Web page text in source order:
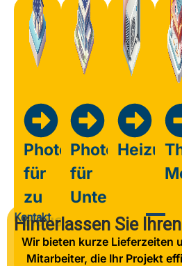
Photovoltaik
für
zu
Hause
Photovoltaik
für
Unternehmen
Heizung
Kontakt
Hinterlassen Sie
Wir bieten kurze Lieferzeiten
Mitarbeiter, die Ihr Projekt